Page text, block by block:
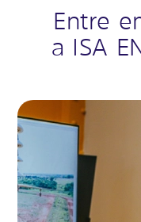
Entre
a ISA